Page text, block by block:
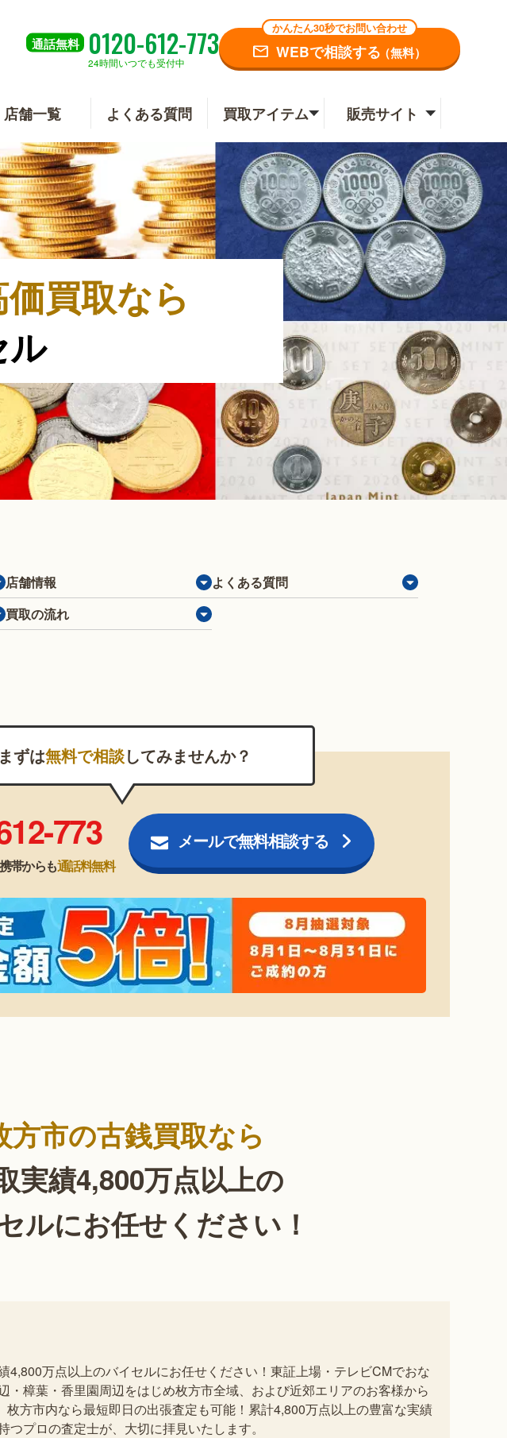
通話無料 0120-612-773
24時間いつでも受付中
かんたん30秒でお問い合わせ
WEBで相談する（無料）
店舗一覧 よくある質問 買取アイテム 販売サイト
買取なら
店舗情報
よくある質問
買取の流れ
まずは無料で相談してみませんか？
773
帯からも通話料無料
メールで無料相談する
方市の古銭買取なら
実績4,800万点以上の
ルにお任せください！
4,800万点以上のバイセルにお任せください！東証上場・テレビCMでおな
・樟葉・香里園周辺をはじめ枚方市全域、および近郊エリアのお客様から
枚方市内なら最短即日の出張査定も可能！累計4,800万点以上の豊富な実績
つプロの査定士が、大切に拝見いたします。